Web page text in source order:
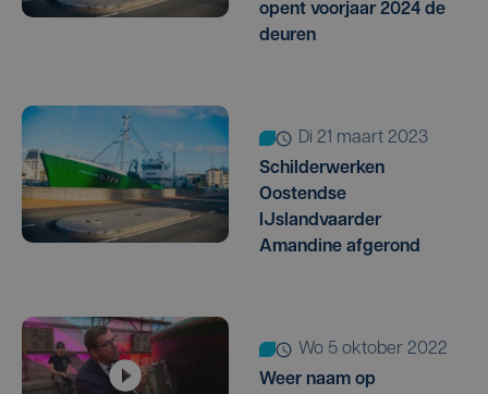
opent voorjaar 2024 de
deuren
di 21 maart 2023
Schilderwerken
Oostendse
IJslandvaarder
Amandine afgerond
wo 5 oktober 2022
Weer naam op